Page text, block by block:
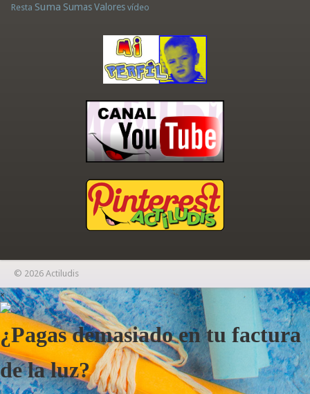
Resta Suma Sumas Valores vídeo
© 2026 Actiludis
×
¿Pagas demasiado en tu factura
de la luz?